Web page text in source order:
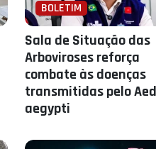
BOLETIM
Sala de Situação das
Arboviroses reforça
combate às doenças
transmitidas pelo
aegypti